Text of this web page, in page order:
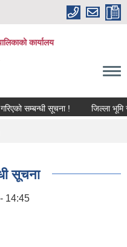
कार्यालय
सम्बन्धी सूचना ! जिल्ला भूमि
सूचना
14:45